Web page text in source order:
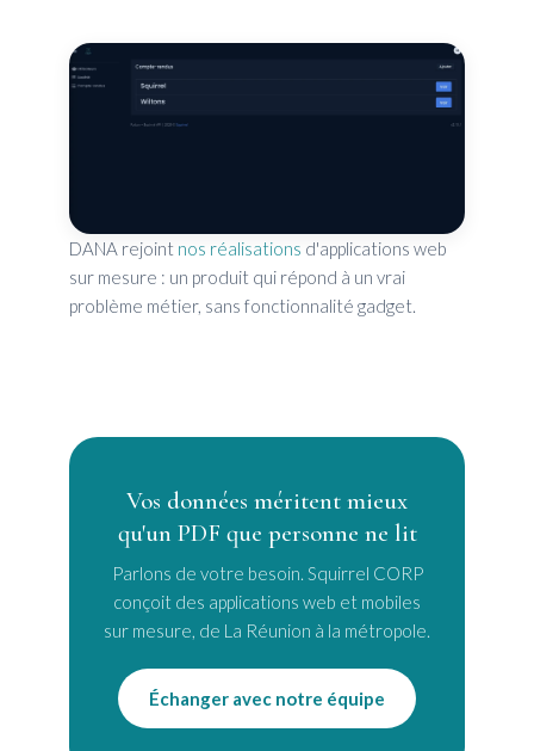
DANA rejoint nos réalisations d'applications web
sur mesure : un produit qui répond à un vrai
problème métier, sans fonctionnalité gadget.
Vos données méritent mieux
qu'un PDF que personne ne lit
Parlons de votre besoin. Squirrel CORP
conçoit des applications web et mobiles
sur mesure, de La Réunion à la métropole.
Échanger avec notre équipe